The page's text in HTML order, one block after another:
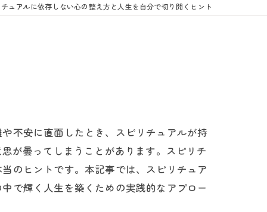
ュアルに依存しない心の整え方と人生を自分で切り開くヒント
不安に直面したとき、スピリチュアルが持
が曇ってしまうことがあります。スピリチ
のヒントです。本記事では、スピリチュア
で輝く人生を築くための実践的なアプロー